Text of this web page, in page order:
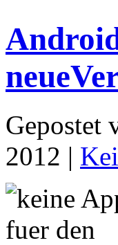
Gepostet
2012 |